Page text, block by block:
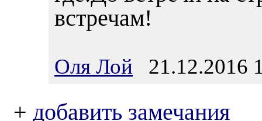
встречам!
Оля Лой 21.12.2016
+ добавить замечания